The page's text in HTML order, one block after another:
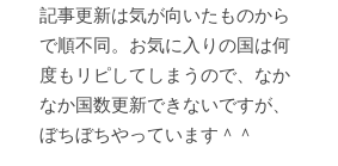
記事更新は気が向いたものから
で順不同。お気に入りの国は何
度もリピしてしまうので、なか
なか国数更新できないですが、
ぼちぼちやっています＾＾